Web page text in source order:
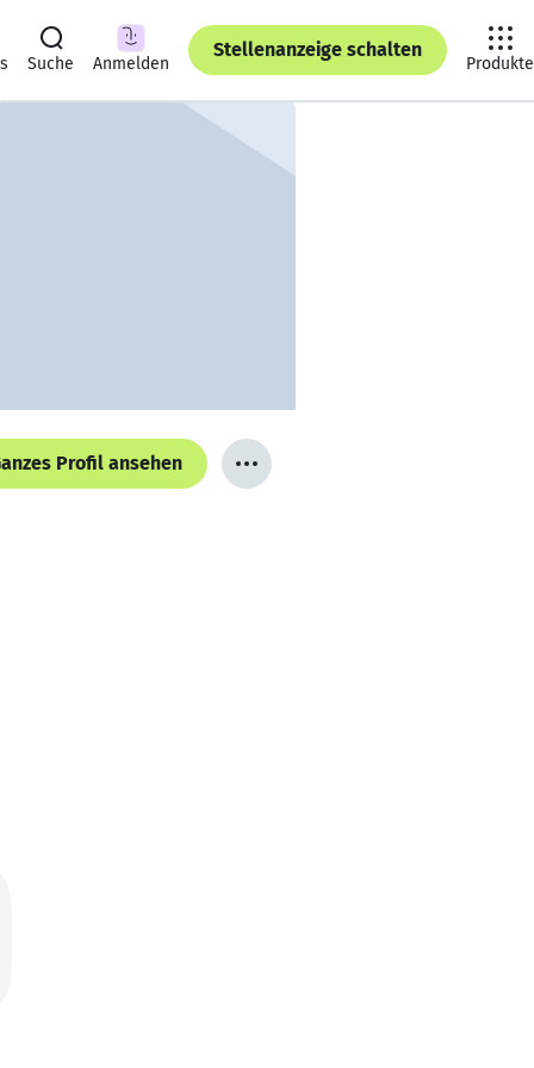
Suche Anmelden
Stellenanzeige schalten
Produkte
Profil ansehen